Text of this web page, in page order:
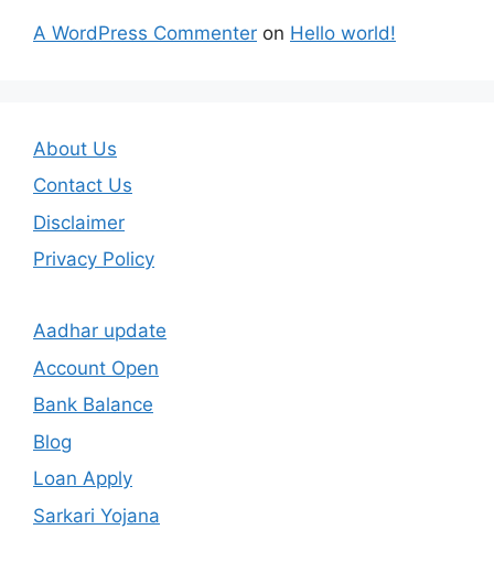
A WordPress Commenter on Hello world!
About Us
Contact Us
Disclaimer
Privacy Policy
Aadhar update
Account Open
Bank Balance
Blog
Loan Apply
Sarkari Yojana